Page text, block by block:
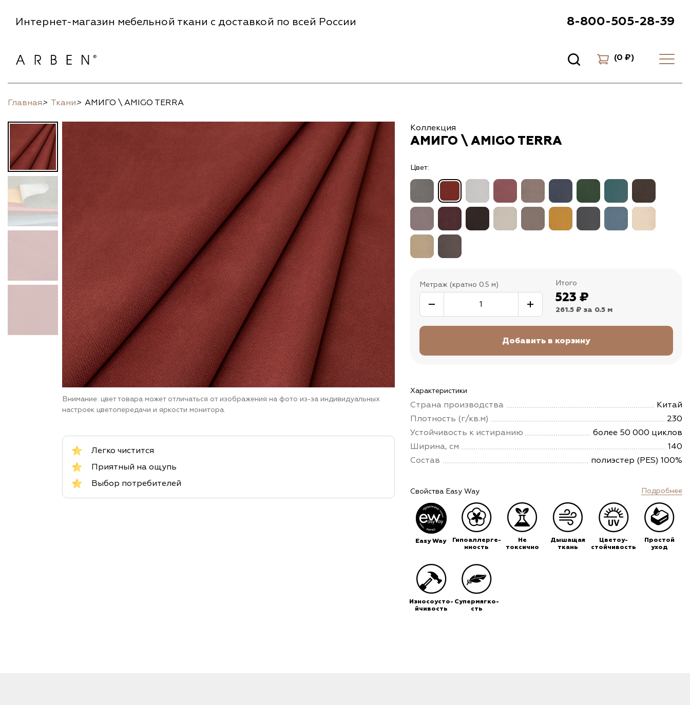
Интернет-магазин мебельной ткани с доставкой по всей России 8-800-505-28-39
(0 ₽)
Главная> Ткани> АМИГО \ AMIGO TERRA
Внимание: цвет товара может отличаться от изображения на фото из-за индивидуальных
настроек цветопередачи и яркости монитора.
Легко чистится
Приятный на ощупь
Выбор потребителей
Коллекция
АМИГО \ AMIGO TERRA
Цвет:
Метраж (кратно 0.5 м) Итого
523 ₽
261.5 ₽ за 0.5 м
Характеристики
Страна производства
Китай
Плотность (г/кв.м)
230
Устойчивость к истиранию
более 50 000 циклов
Ширина, см
140
Состав
полиэстер (PES) 100%
Свойства Easy Way Подробнее
Easy Way
Гипоаллерге-
нность
Не
токсично
Дышащая
ткань
Цветоу-
стойчивость
Простой
уход
Износоусто-
йчивость
Супермягко-
сть